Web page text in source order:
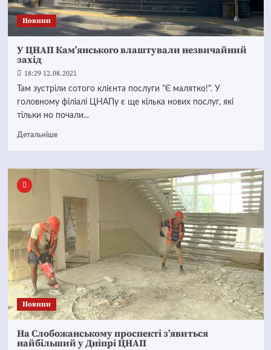
Новини
У ЦНАП Кам’янського влаштували незвичайний
захід
18:29 12.08.2021
Там зустріли сотого клієнта послуги "Є малятко!". У
головному філіалі ЦНАПу є ще кілька нових послуг, які
тільки но почали...
Детальніше
Новини
На Слобожанському проспекті з’явиться
найбільший у Дніпрі ЦНАП